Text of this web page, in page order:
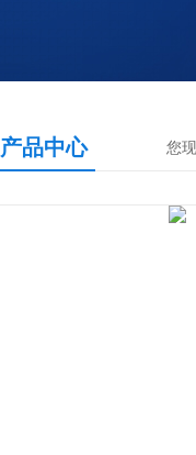
产品中心 您